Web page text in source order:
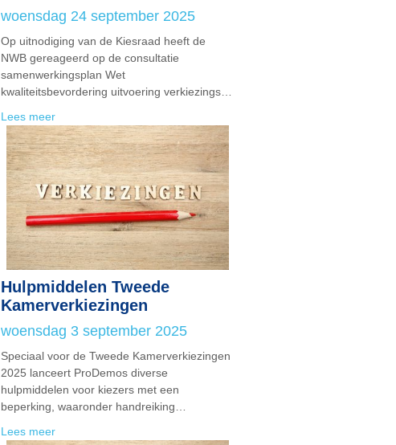
woensdag 24 september 2025
Op uitnodiging van de Kiesraad heeft de
NWB gereageerd op de consultatie
samenwerkingsplan Wet
kwaliteitsbevordering uitvoering verkiezings…
Lees meer
Hulpmiddelen Tweede
Kamerverkiezingen
woensdag 3 september 2025
Speciaal voor de Tweede Kamerverkiezingen
2025 lanceert ProDemos diverse
hulpmiddelen voor kiezers met een
beperking, waaronder handreiking…
Lees meer